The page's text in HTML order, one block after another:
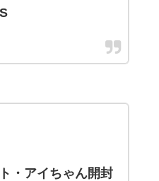
・アイちゃん開封